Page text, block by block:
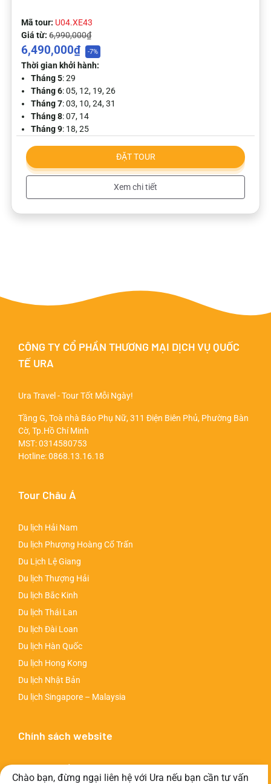
Mã tour: U04.XE43
Giá từ:6,990,000₫
6,490,000₫ -7%
Thời gian khởi hành:
Tháng 5: 29
Tháng 6: 05, 12, 19, 26
Tháng 7: 03, 10, 24, 31
Tháng 8: 07, 14
Tháng 9: 18, 25
ĐẶT TOUR
Xem chi tiết
CÔNG TY CỔ PHẦN THƯƠNG MẠI DỊCH VỤ QUỐC
TẾ URA
Ura Travel - Tour Tốt Mỗi Ngày!
Tầng G, Toà nhà Báo Phụ Nữ, 311 Điện Biên Phủ, Phường Bàn
Cờ, Tp.Hồ Chí Minh
MST: 0314580753
Hotline:0868.13.16.18
Tour Châu Á
Du lịch Hải Nam
Du lịch Phượng Hoàng Cổ Trấn
Du Lịch Lệ Giang
Du lịch Thượng Hải
Du lịch Bắc Kinh
Du lịch Thái Lan
Du lịch Đài Loan
Du lịch Hàn Quốc
Du lịch Hong Kong
Du lịch Nhật Bản
Du lịch Singapore – Malaysia
Chính sách website
Chào bạn, đừng ngại liên hệ với Ura nếu bạn cần tư vấn